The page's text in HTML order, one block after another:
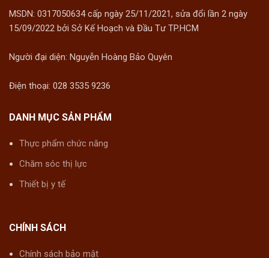
MSDN: 0317050634 cấp ngày 25/11/2021, sửa đổi lần 2 ngày
15/09/2022 bởi Sở Kế Hoạch và Đầu Tư TP.HCM
Người đại diện: Nguyễn Hoàng Bảo Quyên
Điện thoại: 028 3535 9236
DANH MỤC SẢN PHẨM
Thực phẩm chức năng
Chăm sóc thị lực
Thiết bị y tế
CHÍNH SÁCH
Chính sách bảo mật